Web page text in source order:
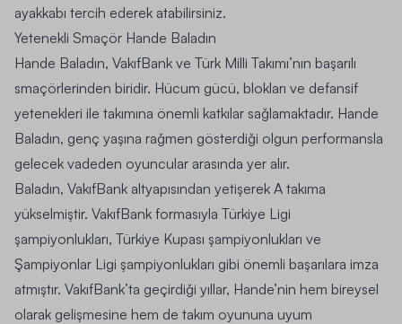
ayakkabı tercih ederek atabilirsiniz.
Yetenekli Smaçör Hande Baladın
Hande Baladın, VakıfBank ve Türk Milli Takımı’nın başarılı
smaçörlerinden biridir. Hücum gücü, blokları ve defansif
yetenekleri ile takımına önemli katkılar sağlamaktadır. Hande
Baladın, genç yaşına rağmen gösterdiği olgun performansla
gelecek vadeden oyuncular arasında yer alır.
Baladın, VakıfBank altyapısından yetişerek A takıma
yükselmiştir. VakıfBank formasıyla Türkiye Ligi
şampiyonlukları, Türkiye Kupası şampiyonlukları ve
Şampiyonlar Ligi şampiyonlukları gibi önemli başarılara imza
atmıştır. VakıfBank’ta geçirdiği yıllar, Hande’nin hem bireysel
olarak gelişmesine hem de takım oyununa uyum